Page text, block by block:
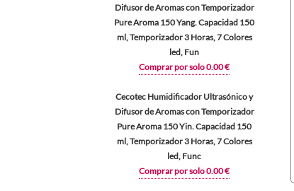
Difusor de Aromas con Temporizador
Pure Aroma 150 Yang. Capacidad 150
ml, Temporizador 3 Horas, 7 Colores
led, Fun
Comprar por solo 0.00 €
Cecotec Humidificador Ultrasónico y
Difusor de Aromas con Temporizador
Pure Aroma 150 Yin. Capacidad 150
ml, Temporizador 3 Horas, 7 Colores
led, Func
Comprar por solo 0.00 €